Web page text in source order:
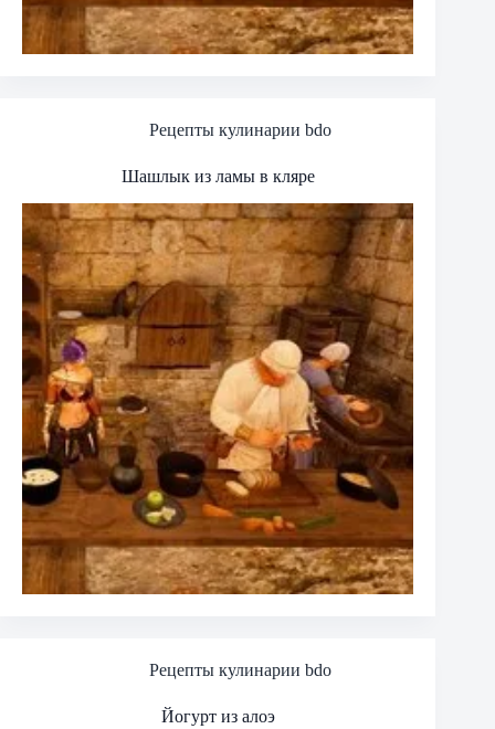
Рецепты кулинарии bdo
Шашлык из ламы в кляре
Рецепты кулинарии bdo
Йогурт из алоэ